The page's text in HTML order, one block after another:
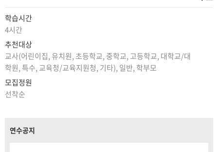
포
고,
다.
s
하게 배웠습니다. 무엇보다 단순
히 "이 프롬프트 복붙해서 써보
세요~" 하는 겉핥기식 실습이 아
니어서 좋았어요. 미드저니 엔진
이 도대체 어떤 원리로 이미지를
뽑아내는지 그 기초부터 짚어주
시니까, 나중에는 제가 원하는 대
로 응용이 가능해지더라고요. 개
인적으로 가장 유레카를 외쳤던
부분은 '일관성 유지'랑 '에디트
툴' 기능이었습니다 ㅠㅠ! 그동
안 교육자료나 동화책 같은 거 만
뀌어서 결국 포기했었거든요. 이
번에 캐릭터 일관성 유지하는 고
학습시간
4시간
추천대상
교사(어린이집, 유치원, 초등학교, 중학교, 고등학교, 대학교/대
학원, 특수, 교육청/교육지원청, 기타), 일반, 학부모
모집정원
선착순
연수공지